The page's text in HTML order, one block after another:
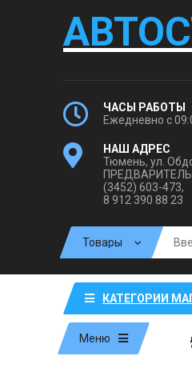
ЧАСЫ РАБОТЫ
Ежедневно с
НАШ АДРЕС
Тюмень, ул.
(3452) 603-473,
8 912 390 88 23
КАТЕГОРИИ
Меню